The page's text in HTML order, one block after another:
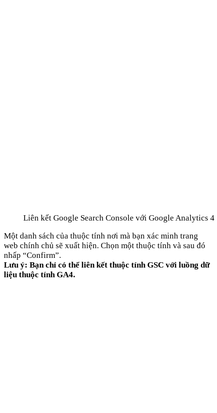
Liên kết Google Search Console với Google Analytics 4
Một danh sách của thuộc tính nơi mà bạn xác minh trang
web chính chủ sẽ xuất hiện. Chọn một thuộc tính và sau đó
nhấp “Confirm”.
Lưu ý: Bạn chỉ có thể liên kết thuộc tính GSC với luồng dữ
liệu thuộc tính GA4.